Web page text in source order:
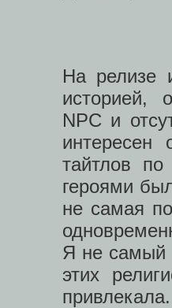
На релизе
историей,
NPC и
тайтлов
героями
не самая
Я не самый
этих
привлекала.